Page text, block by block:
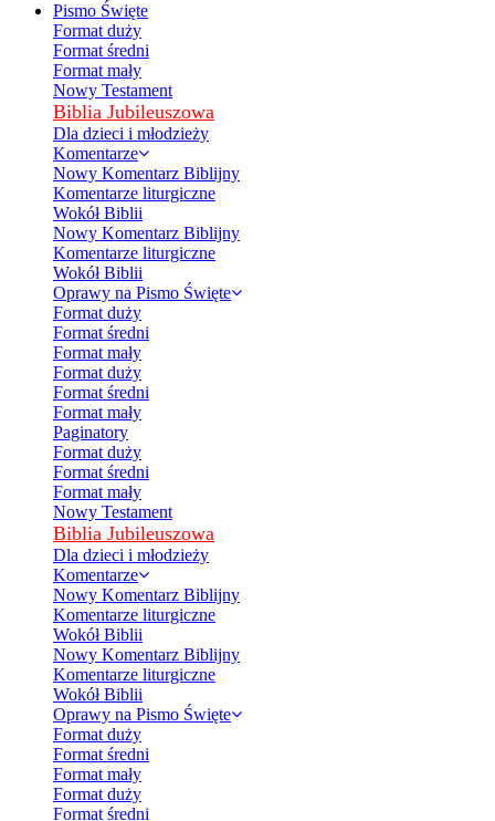
Pismo Święte
Format duży
Format średni
Format mały
Nowy Testament
Biblia Jubileuszowa
Dla dzieci i młodzieży
Komentarze
Nowy Komentarz Biblijny
Komentarze liturgiczne
Wokół Biblii
Nowy Komentarz Biblijny
Komentarze liturgiczne
Wokół Biblii
Oprawy na Pismo Święte
Format duży
Format średni
Format mały
Format duży
Format średni
Format mały
Paginatory
Format duży
Format średni
Format mały
Nowy Testament
Biblia Jubileuszowa
Dla dzieci i młodzieży
Komentarze
Nowy Komentarz Biblijny
Komentarze liturgiczne
Wokół Biblii
Nowy Komentarz Biblijny
Komentarze liturgiczne
Wokół Biblii
Oprawy na Pismo Święte
Format duży
Format średni
Format mały
Format duży
Format średni